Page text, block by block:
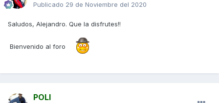
Publicado 29 de Noviembre del 2020
Saludos, Alejandro. Que la disfrutes!!
Bienvenido al foro
POLI